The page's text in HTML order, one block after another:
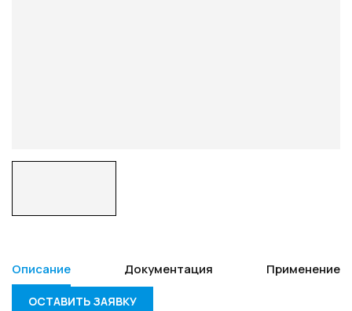
Описание Документация Применение
ОСТАВИТЬ ЗАЯВКУ